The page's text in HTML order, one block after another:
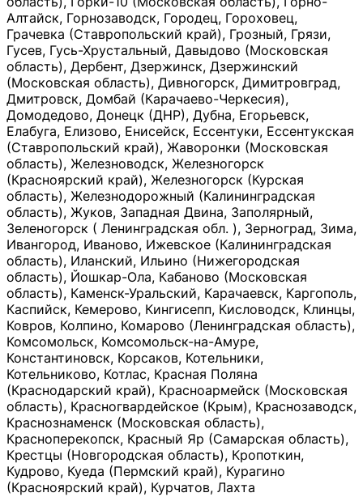
Алтайск, Горнозаводск, Городец, Гороховец,
Грачевка (Ставропольский край), Грозный, Грязи,
Гусев, Гусь-Хрустальный, Давыдово (Московская
область), Дербент, Дзержинск, Дзержинский
(Московская область), Дивногорск, Димитровград,
Дмитровск, Домбай (Карачаево-Черкесия),
Домодедово, Донецк (ДНР), Дубна, Егорьевск,
Елабуга, Елизово, Енисейск, Ессентуки, Ессентукская
(Ставропольский край), Жаворонки (Московская
область), Железноводск, Железногорск
(Красноярский край), Железногорск (Курская
область), Железнодорожный (Калининградская
область), Жуков, Западная Двина, Заполярный,
Зеленогорск ( Ленинградская обл. ), Зерноград, Зима,
Ивангород, Иваново, Ижевское (Калининградская
область), Иланский, Ильино (Нижегородская
область), Йошкар-Ола, Кабаново (Московская
область), Каменск-Уральский, Карачаевск, Каргополь,
Каспийск, Кемерово, Кингисепп, Кисловодск, Клинцы,
Ковров, Колпино, Комарово (Ленинградская область),
Комсомольск, Комсомольск-на-Амуре,
Константиновск, Корсаков, Котельники,
Котельниково, Котлас, Красная Поляна
(Краснодарский край), Красноармейск (Московская
область), Красногвардейское (Крым), Краснозаводск,
Краснознаменск (Московская область),
Красноперекопск, Красный Яр (Самарская область),
Крестцы (Новгородская область), Кропоткин,
Кудрово, Куеда (Пермский край), Курагино
(Красноярский край), Курчатов, Лахта